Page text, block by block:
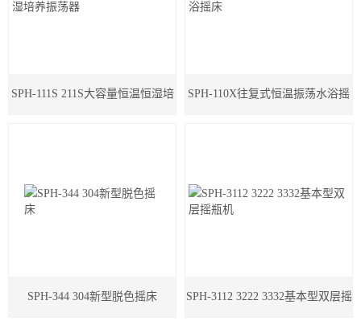
SPH-111S 211S大容量恒温恒湿培 SPH-110X往复式恒温振荡水浴摇
SPH-344 304新型脱色摇床 SPH-3112 3222 3332基本型双层摇